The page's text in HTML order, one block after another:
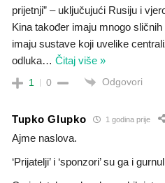
prijetnji” – uključujući Rusiju i
Kina također imaju mnogo
imaju sustave koji uvelike
odluka… Čitaj više »
1 0 Odgovori
Tupko Glupko 1 godina prije
Ajme naslova.
‘Prijatelji’ i ‘sponzori’ su ga i